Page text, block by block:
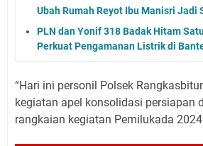
Ubah Rumah Reyot Ibu Manisri Jadi
PLN dan Yonif 318 Badak Hitam
Perkuat Pengamanan Listrik di
“Hari ini personil Polsek
kegiatan apel konsolidasi persiapan
rangkaian kegiatan Pemilukada